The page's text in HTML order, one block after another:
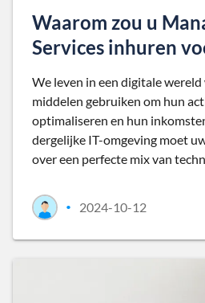
Waarom zou u
Services inhuren
We leven in een digitale
middelen gebruiken om hun
optimaliseren en hun
dergelijke IT-omgeving moet
over een perfecte mix van
• 2024-10-12